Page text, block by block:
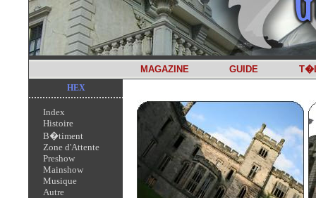
MAGAZINE GUIDE
HEX
Index
Histoire
B�timent
Zone d'Attente
Preshow
Mainshow
Musique
Autre